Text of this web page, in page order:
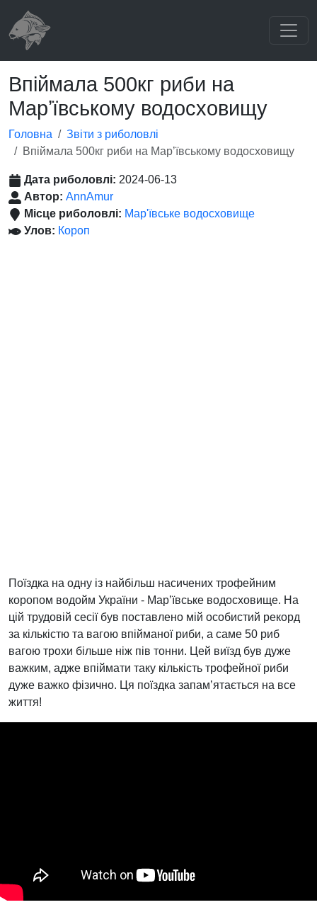
Впіймала 500кг риби на
Марʼївському водосховищу
Головна
Звіти з риболовлі
Впіймала 500кг риби на Марʼївському водосховищу
Дата риболовлі: 2024-06-13
Автор: AnnAmur
Місце риболовлі: Мар'ївське водосховище
Улов: Короп
Поїздка на одну із найбільш насичених трофейним
коропом водойм України - Марʼївське водосховище. На
цій трудовій сесії був поставлено мій особистий рекорд
за кількістю та вагою впійманої риби, а саме 50 риб
вагою трохи більше ніж пів тонни. Цей виїзд був дуже
важким, адже впіймати таку кількість трофейної риби
дуже важко фізично. Ця поїздка запамʼятається на все
життя!